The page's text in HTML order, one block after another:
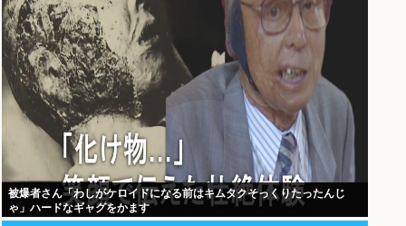
被爆者さん「わしがケロイドになる前はキムタクそっくりたったんじ
ゃ」ハードなギャグをかます